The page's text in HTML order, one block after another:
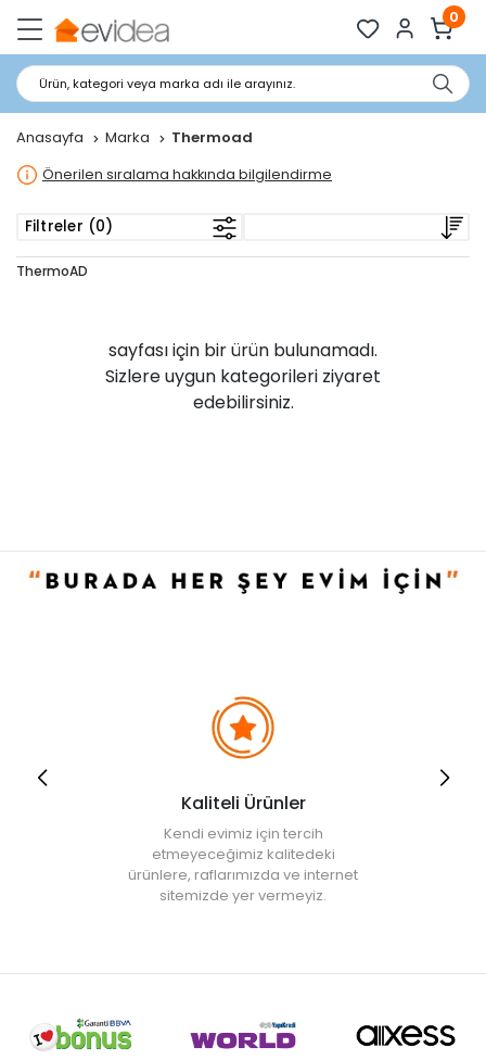
0
Ürün, kategori veya marka adı ile arayınız.
Anasayfa Marka Thermoad
Önerilen sıralama hakkında bilgilendirme
Filtreler (0)
ThermoAD
sayfası için bir ürün bulunamadı.
Sizlere uygun kategorileri ziyaret
edebilirsiniz.
Kaliteli Ürünler
Kendi evimiz için tercih
etmeyeceğimiz kalitedeki
ürünlere, raflarımızda ve internet
sitemizde yer vermeyiz.